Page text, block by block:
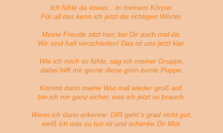
Ich fühle da etwas... in meinem Körper.
Für all das kenn ich jetzt die richtigen Wörter.
Meine Freude sitzt hier, bei Dir auch mal da.
Wir sind halt verschieden! Das ist uns jetzt klar.
Wie ich mich so fühle, sag ich meiner Gruppe,
dabei hilft mir gerne diese grün-bunte Puppe.
Kommt dann meine Wut mal wieder groß auf,
bin ich mir ganz sicher, was ich jetzt so brauch.
Wenn ich dann erkenne: DIR geht´s grad nicht gut,
weiß ich was zu tun ist und schenke Dir Mut.